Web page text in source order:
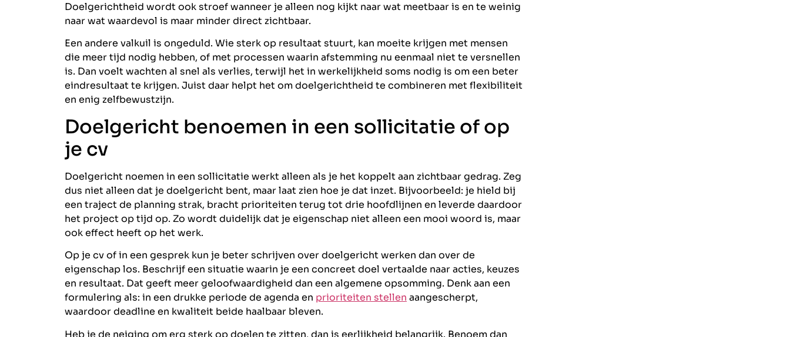
Doelgerichtheid wordt ook stroef wanneer je alleen nog kijkt naar wat meetbaar is en te weinig
naar wat waardevol is maar minder direct zichtbaar.
Een andere valkuil is ongeduld. Wie sterk op resultaat stuurt, kan moeite krijgen met mensen
die meer tijd nodig hebben, of met processen waarin afstemming nu eenmaal niet te versnellen
is. Dan voelt wachten al snel als verlies, terwijl het in werkelijkheid soms nodig is om een beter
eindresultaat te krijgen. Juist daar helpt het om doelgerichtheid te combineren met flexibiliteit
en enig zelfbewustzijn.
Doelgericht benoemen in een sollicitatie of op
je cv
Doelgericht noemen in een sollicitatie werkt alleen als je het koppelt aan zichtbaar gedrag. Zeg
dus niet alleen dat je doelgericht bent, maar laat zien hoe je dat inzet. Bijvoorbeeld: je hield bij
een traject de planning strak, bracht prioriteiten terug tot drie hoofdlijnen en leverde daardoor
het project op tijd op. Zo wordt duidelijk dat je eigenschap niet alleen een mooi woord is, maar
ook effect heeft op het werk.
Op je cv of in een gesprek kun je beter schrijven over doelgericht werken dan over de
eigenschap los. Beschrijf een situatie waarin je een concreet doel vertaalde naar acties, keuzes
en resultaat. Dat geeft meer geloofwaardigheid dan een algemene opsomming. Denk aan een
formulering als: in een drukke periode de agenda en prioriteiten stellen aangescherpt,
waardoor deadline en kwaliteit beide haalbaar bleven.
Heb je de neiging om erg sterk op doelen te zitten, dan is eerlijkheid belangrijk. Benoem dan